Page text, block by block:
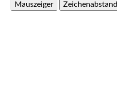
Mauszeiger Zeichenabstand